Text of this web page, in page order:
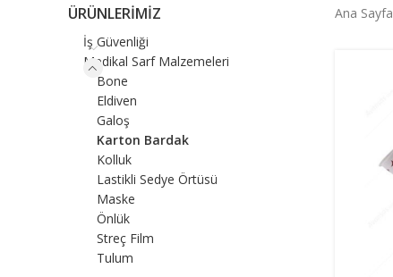
ÜRÜNLERİMİZ
İş Güvenliği
Medikal Sarf Malzemeleri
Bone
Eldiven
Galoş
Karton Bardak
Kolluk
Lastikli Sedye Örtüsü
Maske
Önlük
Streç Film
Tulum
Ana Sayfa